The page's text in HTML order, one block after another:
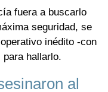
fuera a buscarlo
seguridad, se
inédito -con
para hallarlo.
al